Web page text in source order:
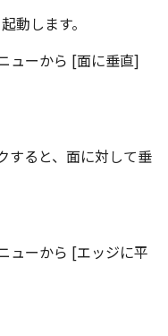
動します。
ューから [面に垂直]
すると、面に対して垂
ューから [エッジに平